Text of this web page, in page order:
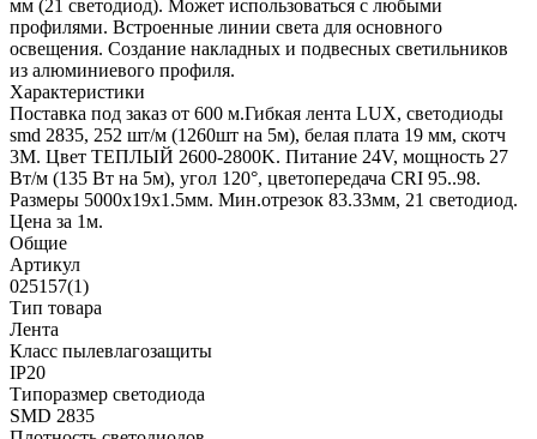
мм (21 светодиод). Может использоваться с любыми
профилями. Встроенные линии света для основного
освещения. Создание накладных и подвесных светильников
из алюминиевого профиля.
Характеристики
Поставка под заказ от 600 м.Гибкая лента LUX, светодиоды
smd 2835, 252 шт/м (1260шт на 5м), белая плата 19 мм, скотч
3М. Цвет ТЕПЛЫЙ 2600-2800K. Питание 24V, мощность 27
Вт/м (135 Вт на 5м), угол 120°, цветопередача CRI 95..98.
Размеры 5000х19x1.5мм. Мин.отрезок 83.33мм, 21 светодиод.
Цена за 1м.
Общие
Артикул
025157(1)
Тип товара
Лента
Класс пылевлагозащиты
IP20
Типоразмер светодиода
SMD 2835